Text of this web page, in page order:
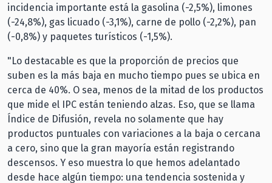
incidencia importante está la gasolina (-2,5%), limones
(-24,8%), gas licuado (-3,1%), carne de pollo (-2,2%), pan
(-0,8%) y paquetes turísticos (-1,5%).
"Lo destacable es que la proporción de precios que
suben es la más baja en mucho tiempo pues se ubica en
cerca de 40%. O sea, menos de la mitad de los productos
que mide el IPC están teniendo alzas. Eso, que se llama
Índice de Difusión, revela no solamente que hay
productos puntuales con variaciones a la baja o cercana
a cero, sino que la gran mayoría están registrando
descensos. Y eso muestra lo que hemos adelantado
desde hace algún tiempo: una tendencia sostenida y